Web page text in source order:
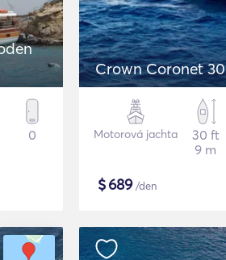
0
Crown Coronet 30
Motorová jachta
30 ft
9 m
$689/den